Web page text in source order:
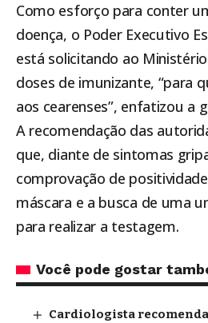
Como esforço para conter
doença, o Poder Executivo
está solicitando ao
doses de imunizante, “para
aos cearenses”, enfatizou a
A recomendação das
que, diante de sintomas
comprovação de
máscara e a busca de uma
para realizar a testagem.
Você pode gostar
Cardiologista